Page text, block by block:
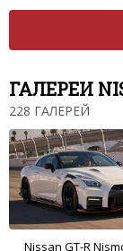
ГАЛЕРЕИ
228 ГАЛЕРЕЙ
Nissan GT-R